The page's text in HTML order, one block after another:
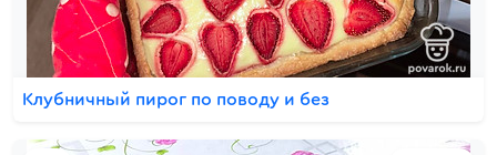
Клубничный пирог по поводу и без